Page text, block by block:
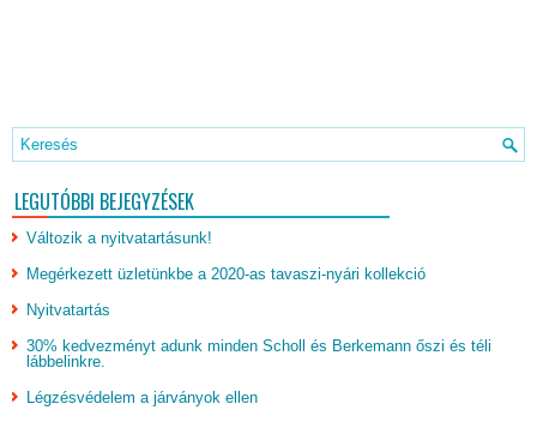
LEGUTÓBBI BEJEGYZÉSEK
Változik a nyitvatartásunk!
Megérkezett üzletünkbe a 2020-as tavaszi-nyári kollekció
Nyitvatartás
30% kedvezményt adunk minden Scholl és Berkemann őszi és téli
lábbelinkre.
Légzésvédelem a járványok ellen